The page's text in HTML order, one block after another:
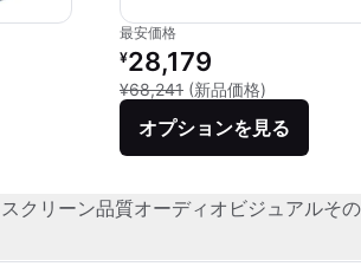
最安価格
リファービッシュ品の価格：
¥28,179
¥68,241 (新品価格)
オプションを見る
スクリーン品質オーディオビジュアルそ